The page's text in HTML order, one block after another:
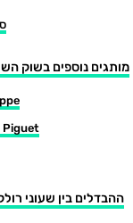
מותגים נוספים בשוק
Piguet
ההבדלים בין שעוני